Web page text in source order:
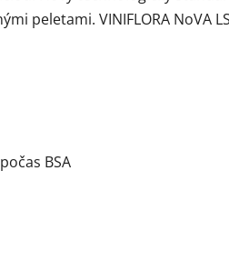
peletami. VINIFLORA NoVA
BSA